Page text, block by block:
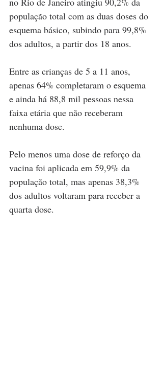
população total com as duas doses do
esquema básico, subindo para 99,8%
dos adultos, a partir dos 18 anos.
Entre as crianças de 5 a 11 anos,
apenas 64% completaram o esquema
e ainda há 88,8 mil pessoas nessa
faixa etária que não receberam
nenhuma dose.
Pelo menos uma dose de reforço da
vacina foi aplicada em 59,9% da
população total, mas apenas 38,3%
dos adultos voltaram para receber a
quarta dose.